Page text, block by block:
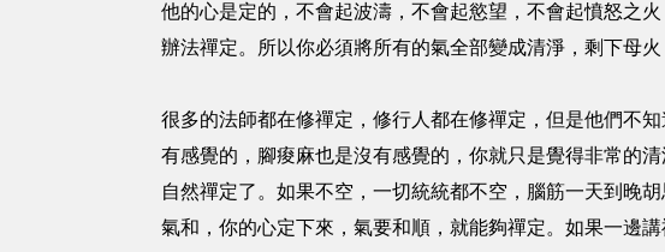
他的心是定的，不會起波濤，不會起慾望，不會起憤怒之
辦法禪定。所以你必須將所有的氣全部變成清淨，剩下母火
很多的法師都在修禪定，修行人都在修禪定，但是他們不
有感覺的，腳痠麻也是沒有感覺的，你就只是覺得非常的
自然禪定了。如果不空，一切統統都不空，腦筋一天到晚
氣和，你的心定下來，氣要和順，就能夠禪定。如果一邊